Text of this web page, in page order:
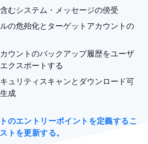
むシステム・メッセージの傍受
の危殆化とターゲットアカウントの
ウントのバックアップ履歴をユーザ
クスポートする
ュリティスキャンとダウンロード可
成
のエントリーポイントを定義するこ
トを更新する。